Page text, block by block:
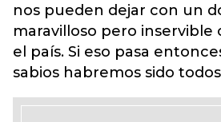
nos pueden dejar con un
maravilloso pero inservible
el país. Si eso pasa
sabios habremos sido